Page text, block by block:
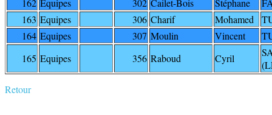
162 Equipes 302 Cailet-Bois Stéphane
163 Equipes 306 Charif Mohamed
164 Equipes 307 Moulin Vincent
165 Equipes 356 Raboud Cyril
Retour